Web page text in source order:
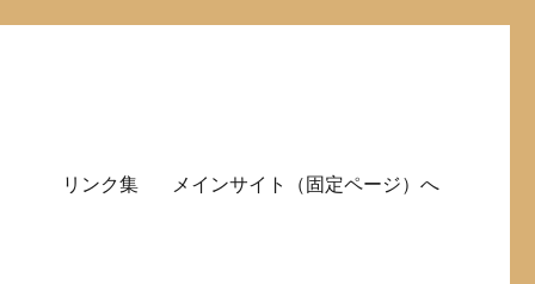
リンク集 メインサイト（固定ページ）へ